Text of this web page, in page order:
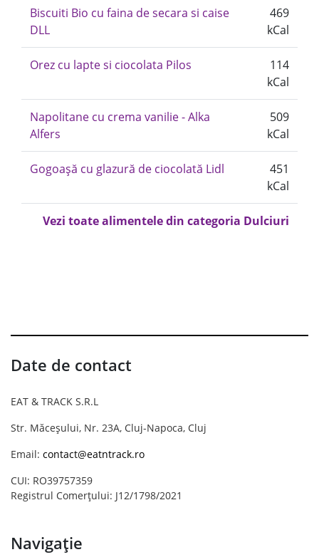
Biscuiti Bio cu faina de secara si caise
DLL
469
kCal
Orez cu lapte si ciocolata Pilos
114
kCal
Napolitane cu crema vanilie - Alka
Alfers
509
kCal
Gogoașă cu glazură de ciocolată Lidl
451
kCal
Vezi toate alimentele din categoria Dulciuri
Date de contact
EAT & TRACK S.R.L
Str. Măceșului, Nr. 23A, Cluj-Napoca, Cluj
Email: contact@eatntrack.ro
CUI: RO39757359
Registrul Comerțului: J12/1798/2021
Navigație